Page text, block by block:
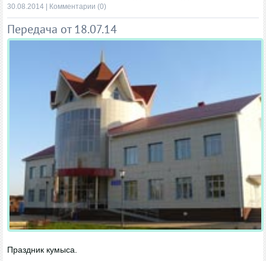
30.08.2014
Комментарии (0)
Передача от 18.07.14
Праздник кумыса.